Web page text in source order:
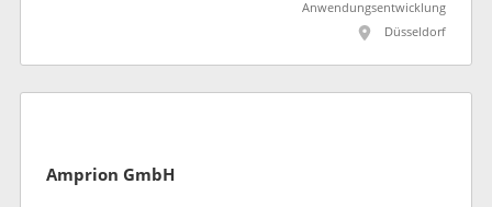
Anwendungsentwicklung
Düsseldorf
Amprion GmbH